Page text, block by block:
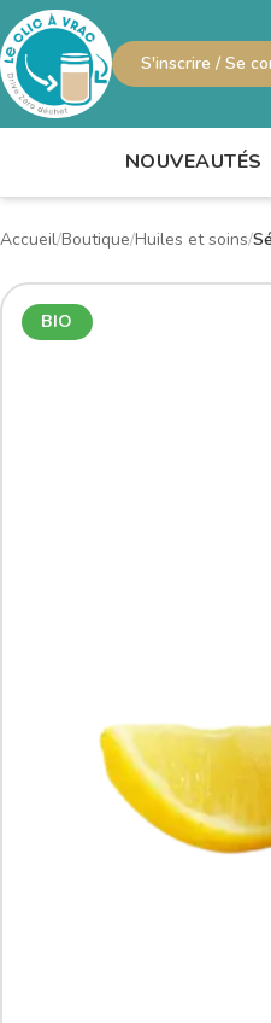
S'inscrire / Se
NOUVEAUTÉS
Accueil Boutique Huiles et soins
BIO